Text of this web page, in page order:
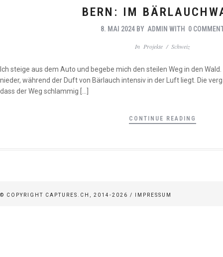
BERN: IM
8. MAI 2024 BY ADMIN WITH 0
In Projekte/ Schweiz
Ich steige aus dem Auto und begebe mich den steilen Weg in den
nieder, während der Duft von Bärlauch intensiv in der Luft liegt. Die
dass der Weg schlammig […]
CONTINUE READING
© COPYRIGHT CAPTURES.CH, 2014-2026 / IMPRESSUM